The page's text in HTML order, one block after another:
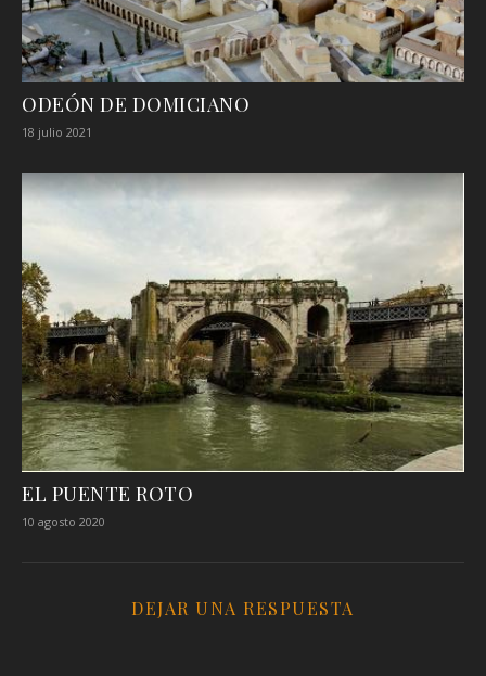
ODEÓN DE DOMICIANO
18 julio 2021
EL PUENTE ROTO
10 agosto 2020
DEJAR UNA RESPUESTA